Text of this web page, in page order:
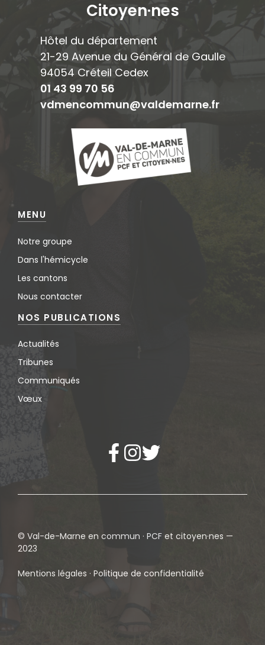
Citoyen·nes
Hôtel du département
21-29 Avenue du Général de Gaulle
94054 Créteil Cedex
01 43 99 70 56
vdmencommun@valdemarne.fr
MENU
Notre groupe
Dans l'hémicycle
Les cantons
Nous contacter
NOS PUBLICATIONS
Actualités
Tribunes
Communiqués
Vœux
© Val-de-Marne en commun · PCF et citoyen·nes —
2023
Mentions légales · Politique de confidentialité